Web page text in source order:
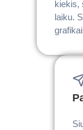
kiekis,
laiku.